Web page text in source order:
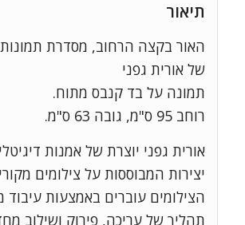
תיאור
האור בקצה הרחוב, מסדרת תמונות
של אורית גפני
תמונה על בד קנבס מתוח.
רוחב 95 ס"מ, גובה 63 ס"מ.
אורית גפני יוצרת של אמנות
יצירות המבוססות על צילומים
הצילומים עוברים באמצעות
תהליך של עריכה, פירוק ושילוב